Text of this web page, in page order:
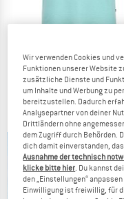
HEBER PEAK
Kid's MerinoCool165
Merinoshirt
39,95 € ab 21,17 €
4,0(2)
Wir verwenden Cookies und
Funktionen unserer Website
zusätzliche Dienste und
um Inhalte und Werbung zu
bereitzustellen. Dadurch
Analysepartner von deiner
Drittländern ohne
dem Zugriff durch Behörden.
dich damit einverstanden,
Ausnahme der technisch
klicke bitte hier . Du kannst
den „Einstellungen“
Einwilligung ist freiwillig, für